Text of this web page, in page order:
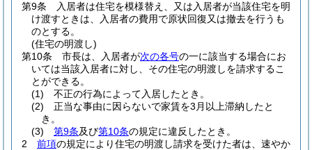
第9条
入居者は住宅を模様替え、又は入居者が当該住宅を明
け渡すときは、入居者の費用で原状回復又は撤去を行うも
のとする。
(住宅の明渡し)
第10条
市長は、入居者が次の各号の一に該当する場合にお
いては当該入居者に対し、その住宅の明渡しを請求するこ
とができる。
(1)
不正の行為によって入居したとき。
(2)
正当な事由に因らないで家賃を3月以上滞納したと
き。
(3)
第9条及び第10条の規定に違反したとき。
2
前項の規定により住宅の明渡し請求を受けた者は、速やか